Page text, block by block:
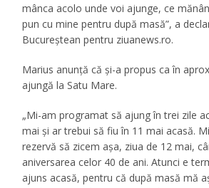
mânca acolo unde voi ajunge, ce
pun cu mine pentru după masă”, a
Bucureștean pentru ziuanews.ro.
Marius anunță că și-a propus ca în
ajungă la Satu Mare.
„Mi-am programat să ajung în trei zile
mai şi ar trebui să fiu în 11 mai acasă.
rezervă să zicem aşa, ziua de 12 mai,
aniversarea celor 40 de ani. Atunci e
ajuns acasă, pentru că după masă mă